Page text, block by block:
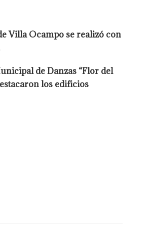
Villa Ocampo se realizó con
de Danzas “Flor del
los edificios